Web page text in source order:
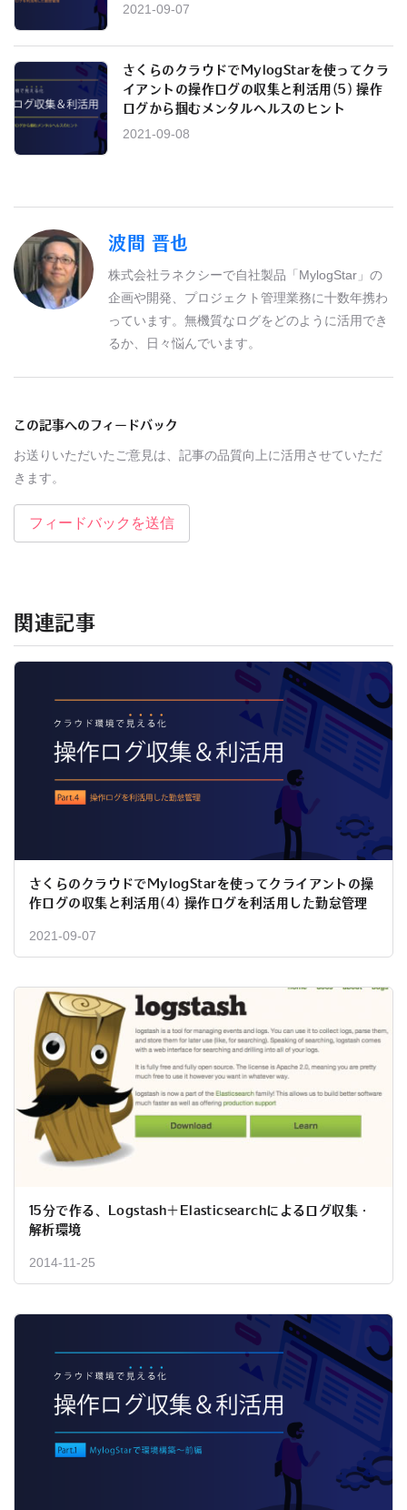
2021-09-07
さくらのクラウドでMylogStarを使ってクラ
イアントの操作ログの収集と利活用(5) 操作
ログから掴むメンタルヘルスのヒント
2021-09-08
波間 晋也
株式会社ラネクシーで自社製品「MylogStar」の
企画や開発、プロジェクト管理業務に十数年携わ
っています。無機質なログをどのように活用でき
るか、日々悩んでいます。
この記事へのフィードバック
お送りいただいたご意見は、記事の品質向上に活用させていただ
きます。
フィードバックを送信
関連記事
さくらのクラウドでMylogStarを使ってクライアントの操
作ログの収集と利活用(4) 操作ログを利活用した勤怠管理
2021-09-07
15分で作る、Logstash＋Elasticsearchによるログ収集・
解析環境
2014-11-25